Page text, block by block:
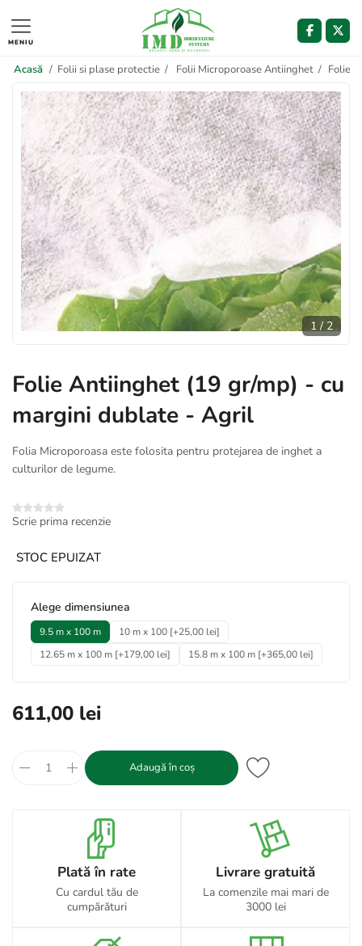
MENIU
Acasă / Folii si plase protectie / Folii Microporoase Antiinghet / Folie
1 / 2
Folie Antiinghet (19 gr/mp) - cu
margini dublate - Agril
Folia Microporoasa este folosita pentru protejarea de inghet a
culturilor de legume.
Scrie prima recenzie
STOC EPUIZAT
Alege dimensiunea
9.5 m x 100 m
10 m x 100 [+25,00 lei]
12.65 m x 100 m [+179,00 lei]
15.8 m x 100 m [+365,00 lei]
611,00 lei
Adaugă în coș
Plată în rate
Cu cardul tău de
cumpărături
Livrare gratuită
La comenzile mai mari de
3000 lei